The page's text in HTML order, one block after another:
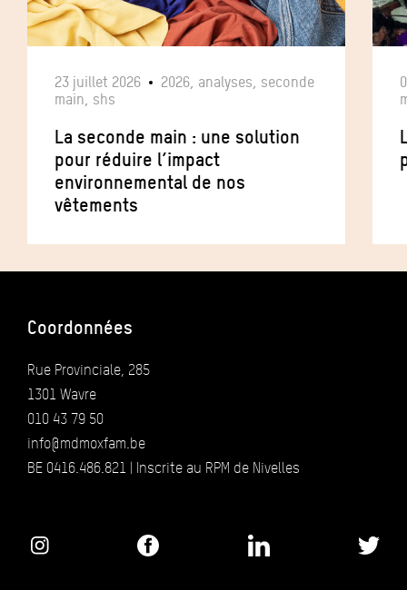
23 juillet 2026
2026, analyses, seconde
main, shs
La seconde main : une solution
pour réduire l’impact
environnemental de nos
vêtements
Coordonnées
Rue Provinciale, 285
1301 Wavre
010 43 79 50
info@mdmoxfam.be
BE 0416.486.821 | Inscrite au RPM de Nivelles